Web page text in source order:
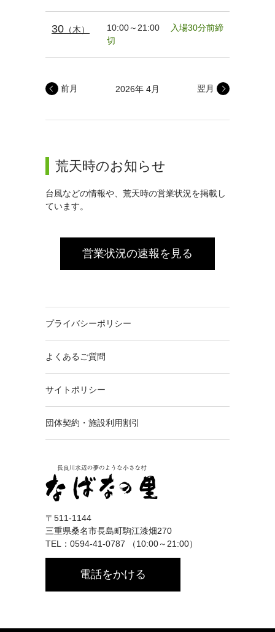
30 （木） 10:00～21:00 入場30分前締
切
2026年 4月
前月 翌月
荒天時のお知らせ
台風などの情報や、荒天時の営業状況を掲載し
ています。
営業状況の速報を見る
プライバシーポリシー
よくあるご質問
サイトポリシー
団体契約・施設利用割引
〒511-1144
三重県桑名市長島町駒江漆畑270
TEL：0594-41-0787 （10:00～21:00）
電話をかける